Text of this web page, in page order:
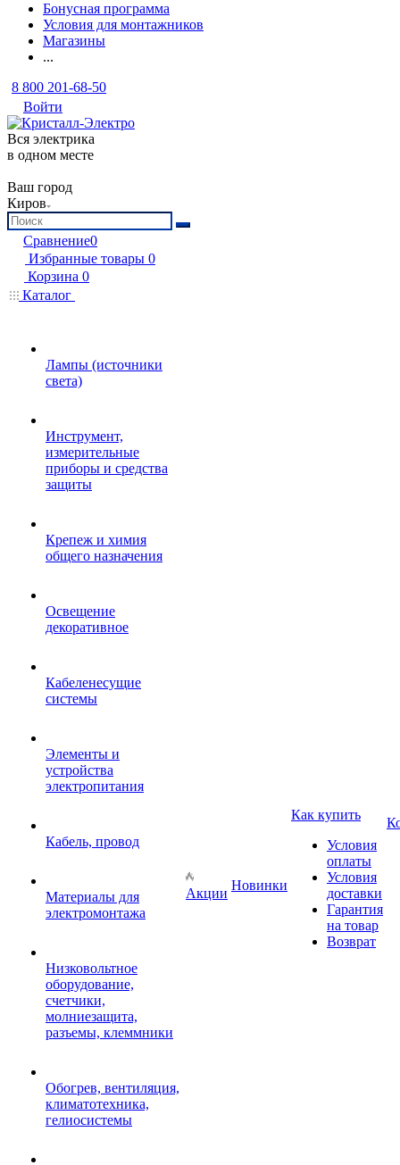
Бонусная программа
Условия для монтажников
Магазины
...
8 800 201-68-50
Войти
Вся электрика
в одном месте
Ваш город
Киров
Сравнение0
Избранные товары 0
Корзина 0
Каталог
Лампы (источники
света)
Инструмент,
измерительные
приборы и средства
защиты
Крепеж и химия
общего назначения
Освещение
декоративное
Кабеленесущие
системы
Элементы и
устройства
электропитания
Кабель, провод
Материалы для
электромонтажа
Низковольтное
оборудование,
счетчики,
молниезащита,
разъемы, клеммники
Обогрев, вентиляция,
климатотехника,
гелиосистемы
Акции
Новинки
Как купить
Условия
оплаты
Условия
доставки
Гарантия
на товар
Возврат